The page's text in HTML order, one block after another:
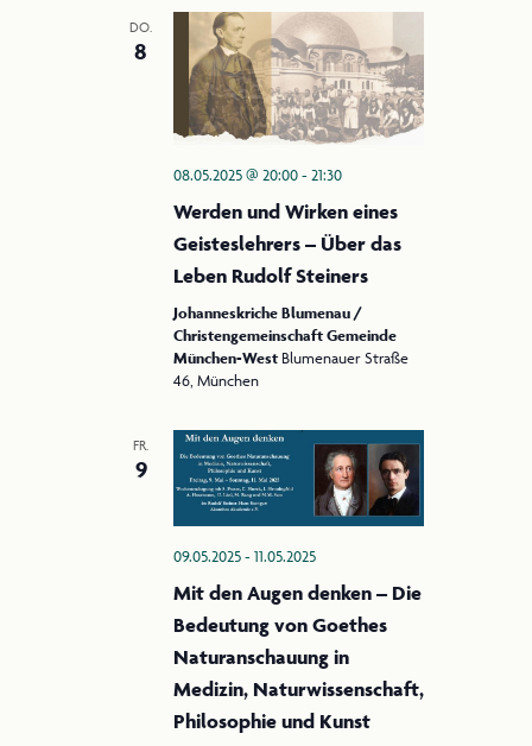
DO.
8
08.05.2025 @ 20:00-21:30
Werden und Wirken eines
Geisteslehrers – Über das
Leben Rudolf Steiners
Johanneskriche Blumenau /
Christengemeinschaft Gemeinde
München-West Blumenauer Straße
46, München
FR.
9
09.05.2025-11.05.2025
Mit den Augen denken – Die
Bedeutung von Goethes
Naturanschauung in
Medizin, Naturwissenschaft,
Philosophie und Kunst